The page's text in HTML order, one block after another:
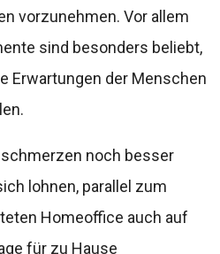
vorzunehmen. Vor allem
sind besonders beliebt,
Erwartungen der Menschen
noch besser
lohnen, parallel zum
Homeoffice auch auf
für zu Hause